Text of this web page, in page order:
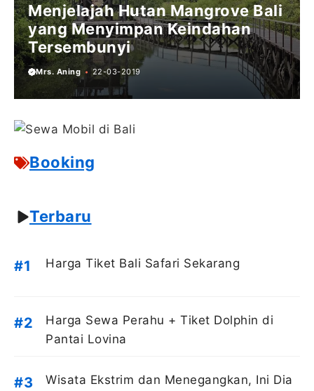
Menjelajah Hutan Mangrove Bali
yang Menyimpan Keindahan
Tersembunyi
Mrs. Aning 22-03-2019
Booking
Terbaru
Harga Tiket Bali Safari Sekarang
Harga Sewa Perahu + Tiket Dolphin di
Pantai Lovina
Wisata Ekstrim dan Menegangkan, Ini Dia